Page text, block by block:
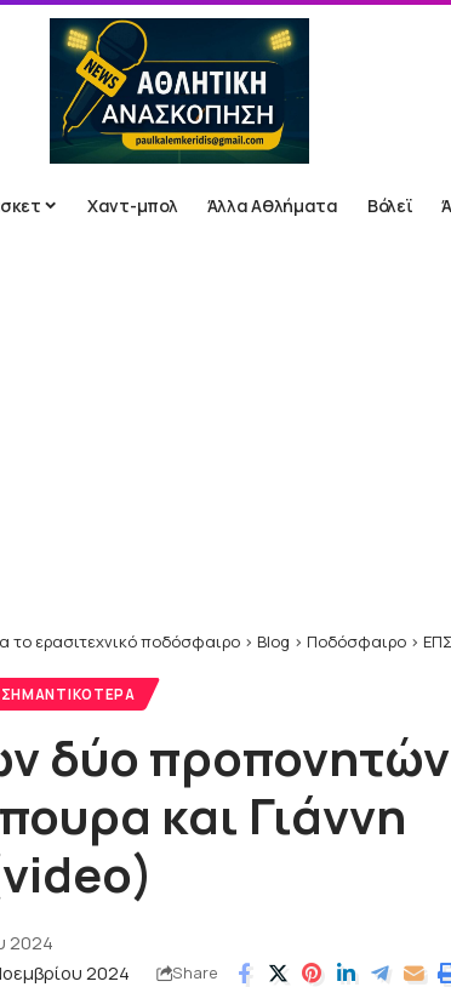
Χαντ-μπολ Άλλα Αθλήματα Βόλεϊ
το ερασιτεχνικό ποδόσφαιρο > Blog > Ποδόσφαιρο >
ΣΗΜΑΝΤΙΚΌΤΕΡΑ
δύο προπονητών
και Γιάννη
2024
2024
Share